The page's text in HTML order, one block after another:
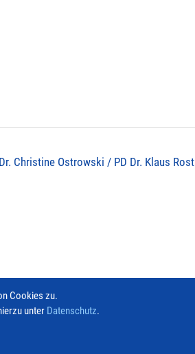
Christine Ostrowski / PD Dr. Klaus Rost
Cookies zu.
unter Datenschutz.